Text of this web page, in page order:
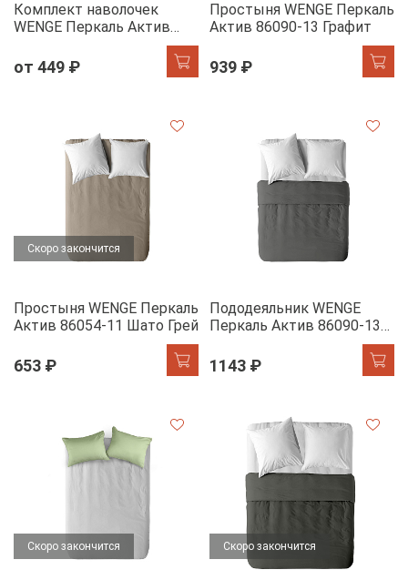
Комплект наволочек
WENGE Перкаль Актив
коричневый
от 449 ₽
Простыня WENGE Перкаль
Актив 86090-13 Графит
939 ₽
Скоро закончится
Простыня WENGE Перкаль
Актив 86054-11 Шато Грей
653 ₽
Пододеяльник WENGE
Перкаль Актив 86090-13
1143 ₽
Скоро закончится Скоро закончится